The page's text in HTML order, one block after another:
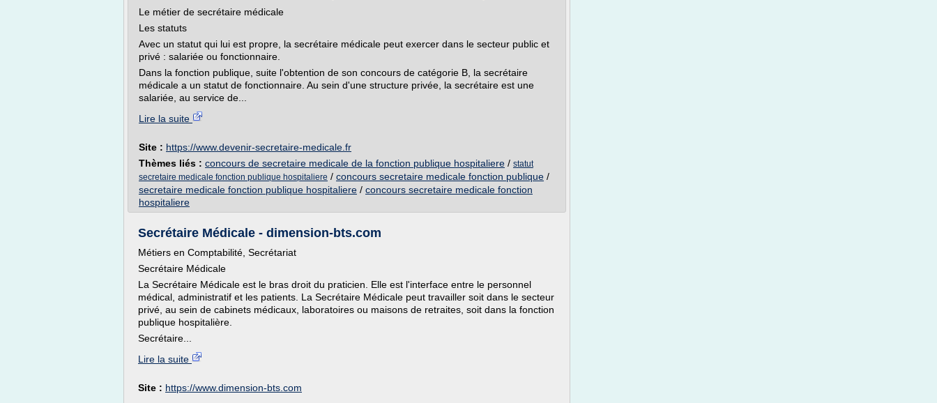
Le métier de secrétaire médicale
Les statuts
Avec un statut qui lui est propre, la secrétaire médicale peut exercer dans le secteur public et
privé : salariée ou fonctionnaire.
Dans la fonction publique, suite l'obtention de son concours de catégorie B, la secrétaire
médicale a un statut de fonctionnaire. Au sein d'une structure privée, la secrétaire est une
salariée, au service de...
Lire la suite
Site : https://www.devenir-secretaire-medicale.fr
Thèmes liés : concours de secretaire medicale de la fonction publique hospitaliere / statut
secretaire medicale fonction publique hospitaliere / concours secretaire medicale fonction publique /
secretaire medicale fonction publique hospitaliere / concours secretaire medicale fonction
hospitaliere
Secrétaire Médicale - dimension-bts.com
Métiers en Comptabilité, Secrétariat
Secrétaire Médicale
La Secrétaire Médicale est le bras droit du praticien. Elle est l'interface entre le personnel
médical, administratif et les patients. La Secrétaire Médicale peut travailler soit dans le secteur
privé, au sein de cabinets médicaux, laboratoires ou maisons de retraites, soit dans la fonction
publique hospitalière.
Secrétaire...
Lire la suite
Site : https://www.dimension-bts.com